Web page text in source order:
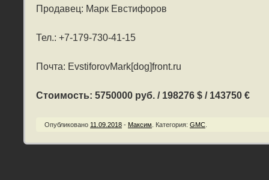
Продавец: Марк Евстифоров
Тел.: +7-179-730-41-15
Почта: EvstiforovMark[dog]front.ru
Стоимость: 5750000 руб. / 198276 $ / 143750 €
Опубликовано 11.09.2018 - Максим Категория: GMC